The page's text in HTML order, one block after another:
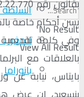
No Result
View All Result
السلطة
المغرب
بانوراما
بسن أحكام خاصة
وفي كلمة تقديمية
بالعلاقات مع
بايتاس، نيابة عن